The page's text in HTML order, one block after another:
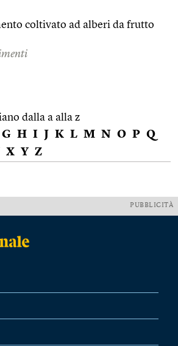
coltivato ad alberi da frutto
dalla a alla z
G H I J K L M N O P Q
X Y Z
PUBBLICITÀ